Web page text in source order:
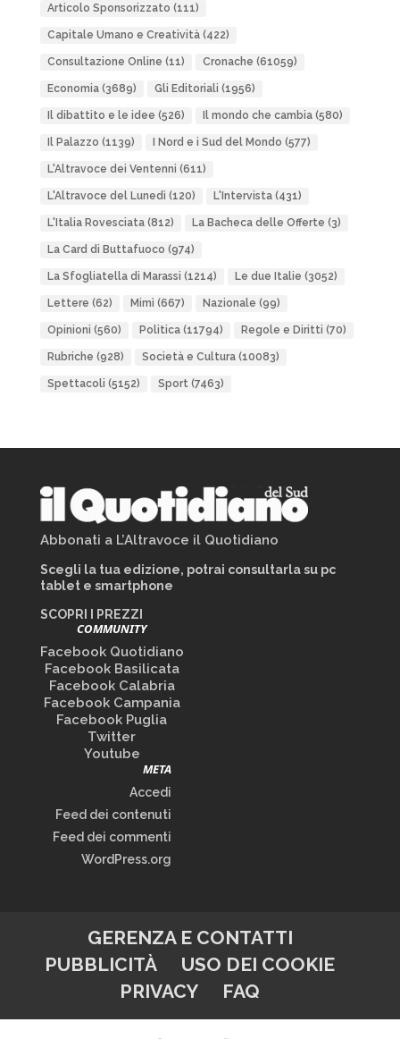
Articolo Sponsorizzato (111)
Capitale Umano e Creatività(422)
Consultazione Online (11) Cronache (61059)
Economia(3689) Gli Editoriali (1956)
Il dibattito e le idee (526) Il mondo che cambia(580)
Il Palazzo (1139) I Nord e i Sud del Mondo (577)
L'Altravoce dei Ventenni (611)
L'Altravoce del Lunedì (120) L'Intervista(431)
L'Italia Rovesciata(812) La Bacheca delle Offerte (3)
La Card di Buttafuoco (974)
La Sfogliatella di Marassi (1214) Le due Italie (3052)
Lettere (62) Mimì (667) Nazionale (99)
Opinioni (560) Politica(11794) Regole e Diritti (70)
Rubriche (928) Società e Cultura(10083)
Spettacoli (5152) Sport(7463)
Abbonati a L’Altravoce il Quotidiano
Scegli la tua edizione, potrai consultarla su pc
tablet e smartphone
SCOPRI I PREZZI
COMMUNITY
Facebook Quotidiano
Facebook Basilicata
Facebook Calabria
Facebook Campania
Facebook Puglia
Twitter
Youtube
META
Accedi
Feed dei contenuti
Feed dei commenti
WordPress.org
GERENZA E CONTATTI
PUBBLICITÀ
USO DEI COOKIE
PRIVACY
FAQ